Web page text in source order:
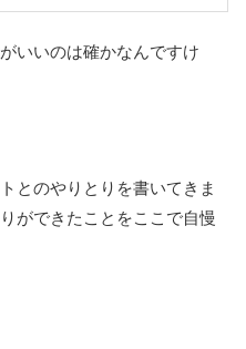
いいのは確かなんですけ
とのやりとりを書いてきま
ができたことをここで自慢